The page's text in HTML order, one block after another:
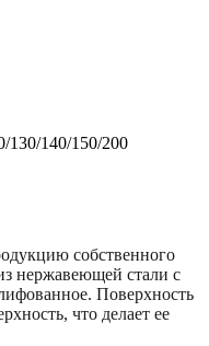
130/140/150/200
собственного
нержавеющей стали с
Поверхность
что делает ее